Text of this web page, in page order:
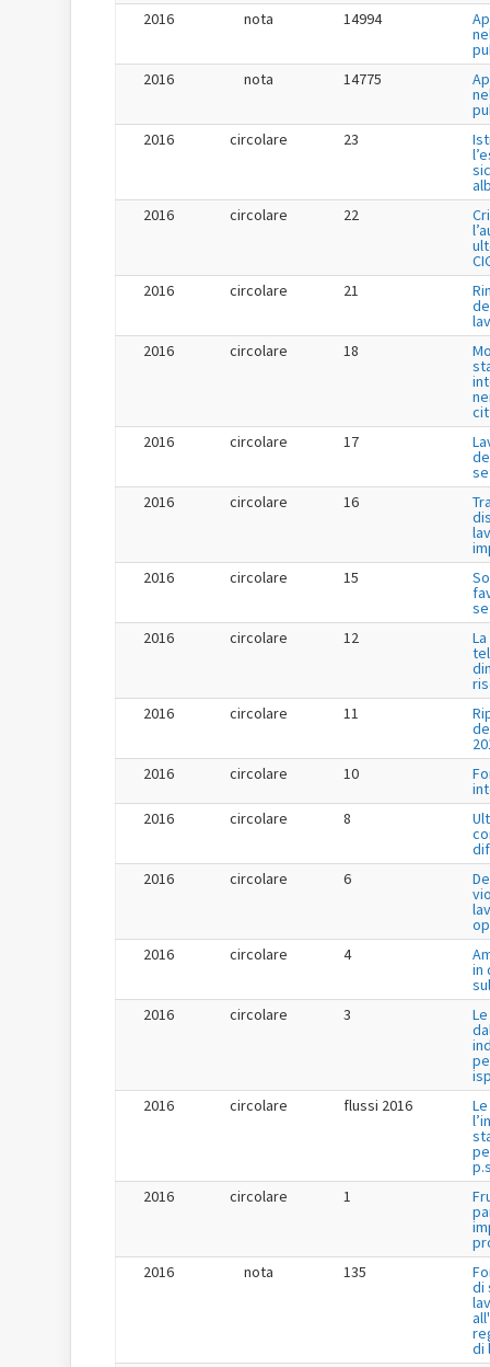
2016
nota 14994
2016
nota 14775
2016
circolare 23
2016
circolare 22
2016
circolare 21
2016
circolare 18
2016
circolare 17
2016
circolare 16
2016
circolare 15
2016
circolare 12
2016
circolare 11
2016
circolare 10
2016
circolare 8
2016
circolare 6
2016
circolare 4
in
2016
circolare 3
2016
circolare flussi 2016
2016
circolare 1
2016
nota 135
di
di